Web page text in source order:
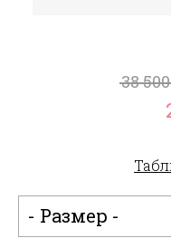
38
- Размер -